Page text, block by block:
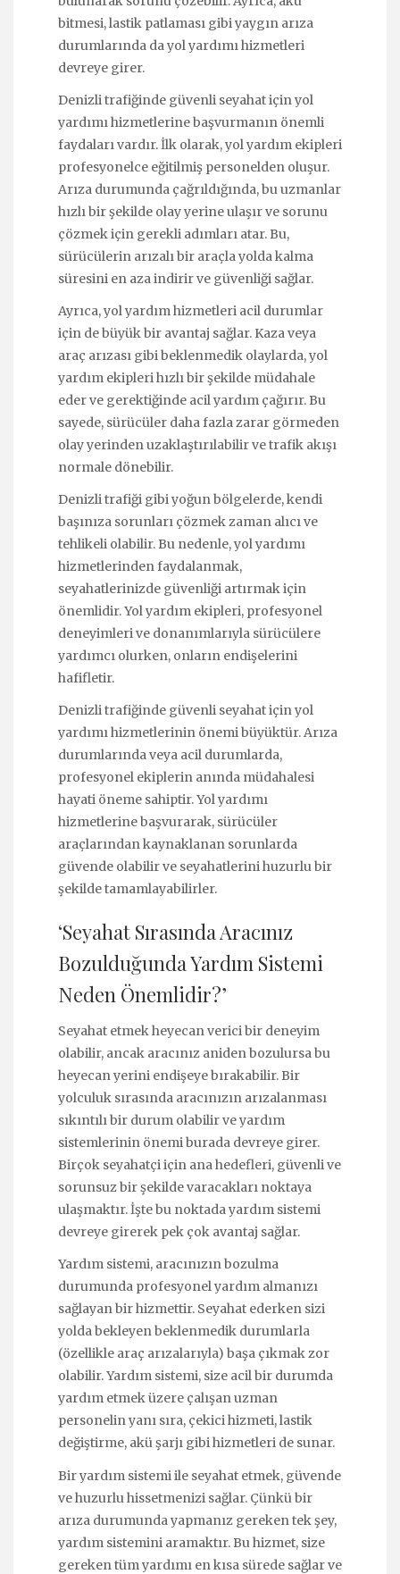
bitmesi, lastik patlaması gibi yaygın arıza
durumlarında da yol yardımı hizmetleri
devreye girer.
Denizli trafiğinde güvenli seyahat için yol
yardımı hizmetlerine başvurmanın önemli
faydaları vardır. İlk olarak, yol yardım ekipleri
profesyonelce eğitilmiş personelden oluşur.
Arıza durumunda çağrıldığında, bu uzmanlar
hızlı bir şekilde olay yerine ulaşır ve sorunu
çözmek için gerekli adımları atar. Bu,
sürücülerin arızalı bir araçla yolda kalma
süresini en aza indirir ve güvenliği sağlar.
Ayrıca, yol yardım hizmetleri acil durumlar
için de büyük bir avantaj sağlar. Kaza veya
araç arızası gibi beklenmedik olaylarda, yol
yardım ekipleri hızlı bir şekilde müdahale
eder ve gerektiğinde acil yardım çağırır. Bu
sayede, sürücüler daha fazla zarar görmeden
olay yerinden uzaklaştırılabilir ve trafik akışı
normale dönebilir.
Denizli trafiği gibi yoğun bölgelerde, kendi
başınıza sorunları çözmek zaman alıcı ve
tehlikeli olabilir. Bu nedenle, yol yardımı
hizmetlerinden faydalanmak,
seyahatlerinizde güvenliği artırmak için
önemlidir. Yol yardım ekipleri, profesyonel
deneyimleri ve donanımlarıyla sürücülere
yardımcı olurken, onların endişelerini
hafifletir.
Denizli trafiğinde güvenli seyahat için yol
yardımı hizmetlerinin önemi büyüktür. Arıza
durumlarında veya acil durumlarda,
profesyonel ekiplerin anında müdahalesi
hayati öneme sahiptir. Yol yardımı
hizmetlerine başvurarak, sürücüler
araçlarından kaynaklanan sorunlarda
güvende olabilir ve seyahatlerini huzurlu bir
şekilde tamamlayabilirler.
‘Seyahat Sırasında Aracınız
Bozulduğunda Yardım Sistemi
Neden Önemlidir?’
Seyahat etmek heyecan verici bir deneyim
olabilir, ancak aracınız aniden bozulursa bu
heyecan yerini endişeye bırakabilir. Bir
yolculuk sırasında aracınızın arızalanması
sıkıntılı bir durum olabilir ve yardım
sistemlerinin önemi burada devreye girer.
Birçok seyahatçi için ana hedefleri, güvenli ve
sorunsuz bir şekilde varacakları noktaya
ulaşmaktır. İşte bu noktada yardım sistemi
devreye girerek pek çok avantaj sağlar.
Yardım sistemi, aracınızın bozulma
durumunda profesyonel yardım almanızı
sağlayan bir hizmettir. Seyahat ederken sizi
yolda bekleyen beklenmedik durumlarla
(özellikle araç arızalarıyla) başa çıkmak zor
olabilir. Yardım sistemi, size acil bir durumda
yardım etmek üzere çalışan uzman
personelin yanı sıra, çekici hizmeti, lastik
değiştirme, akü şarjı gibi hizmetleri de sunar.
Bir yardım sistemi ile seyahat etmek, güvende
ve huzurlu hissetmenizi sağlar. Çünkü bir
arıza durumunda yapmanız gereken tek şey,
yardım sistemini aramaktır. Bu hizmet, size
gereken tüm yardımı en kısa sürede sağlar ve